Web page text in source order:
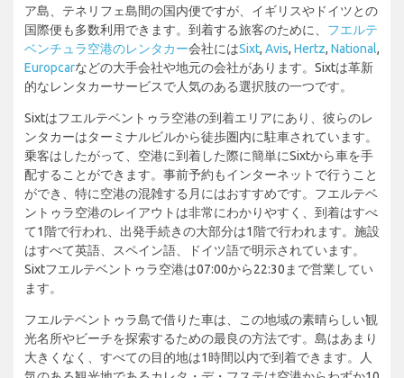
ア島、テネリフェ島間の国内便ですが、イギリスやドイツとの
国際便も多数利用できます。到着する旅客のために、 フエルテ
ベンチュラ空港のレンタカー会社にはSixt, Avis, Hertz, National,
Europcarなどの大手会社や地元の会社があります。Sixtは革新
的なレンタカーサービスで人気のある選択肢の一つです。
Sixtはフエルテベントゥラ空港の到着エリアにあり、彼らのレ
ンタカーはターミナルビルから徒歩圏内に駐車されています。
乗客はしたがって、空港に到着した際に簡単にSixtから車を手
配することができます。事前予約もインターネットで行うこと
ができ、特に空港の混雑する月にはおすすめです。フエルテベ
ントゥラ空港のレイアウトは非常にわかりやすく、到着はすべ
て1階で行われ、出発手続きの大部分は1階で行われます。施設
はすべて英語、スペイン語、ドイツ語で明示されています。
Sixtフエルテベントゥラ空港は07:00から22:30まで営業してい
ます。
フエルテベントゥラ島で借りた車は、この地域の素晴らしい観
光名所やビーチを探索するための最良の方法です。島はあまり
大きくなく、すべての目的地は1時間以内で到着できます。人